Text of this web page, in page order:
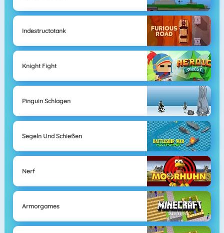
Indestructotank
Knight Fight
Pinguin Schlagen
Segeln Und Schießen
Nerf
Armorgames